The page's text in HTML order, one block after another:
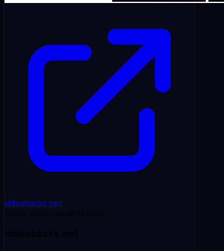
videobacks.net
Stock video i vizualni efekti
videobacks.net